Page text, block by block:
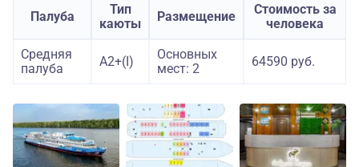
Палуба
Тип
каюты
Размещение
Стоимость за
человека
Средняя
палуба
А2+(I)
Основных
мест: 2
64590 руб.